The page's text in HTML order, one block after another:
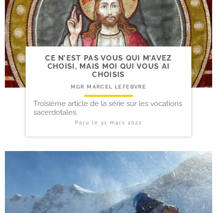
CE N’EST PAS VOUS QUI M’AVEZ
CHOISI, MAIS MOI QUI VOUS AI
CHOISIS
MGR MARCEL LEFEBVRE
Troisième article de la série sur les vocations
sacerdotales.
Paru le 31 mars 2022